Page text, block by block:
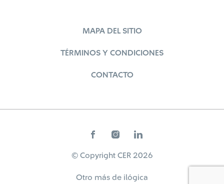
MAPA DEL SITIO
TÉRMINOS Y CONDICIONES
CONTACTO
© Copyright CER 2026
Otro más de ilógica